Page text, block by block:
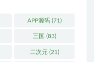
APP源码(71)
三国 (83)
二次元(21)